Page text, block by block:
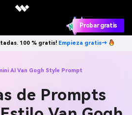
Probar gratis
100 % gratis! Empieza gratis→
AI Van Gogh Style Prompt
de Prompts